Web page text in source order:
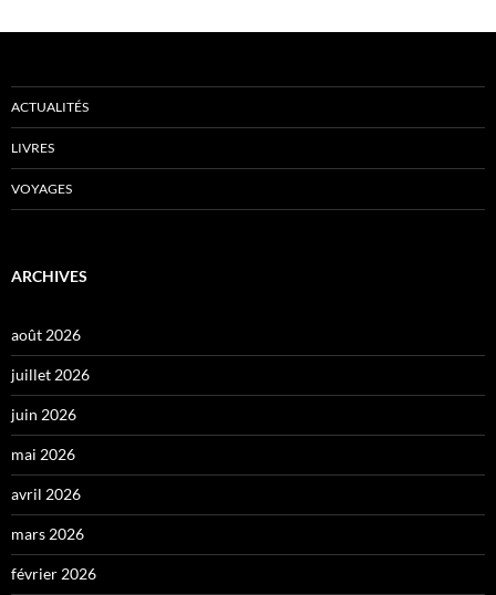
ACTUALITÉS
LIVRES
VOYAGES
ARCHIVES
août 2026
juillet 2026
juin 2026
mai 2026
avril 2026
mars 2026
février 2026